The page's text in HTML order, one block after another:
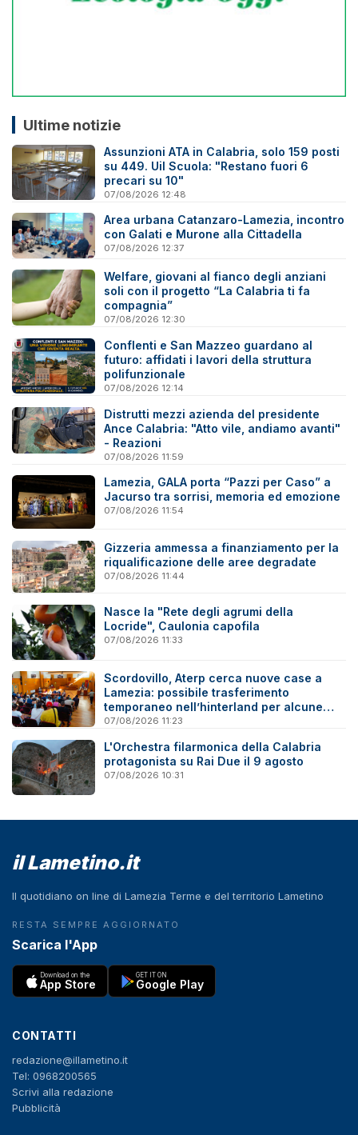
Ultime notizie
Assunzioni ATA in Calabria, solo 159 posti
su 449. Uil Scuola: "Restano fuori 6
precari su 10"
07/08/2026 12:48
Area urbana Catanzaro-Lamezia, incontro
con Galati e Murone alla Cittadella
07/08/2026 12:37
Welfare, giovani al fianco degli anziani
soli con il progetto “La Calabria ti fa
compagnia”
07/08/2026 12:30
Conflenti e San Mazzeo guardano al
futuro: affidati i lavori della struttura
polifunzionale
07/08/2026 12:14
Distrutti mezzi azienda del presidente
Ance Calabria: "Atto vile, andiamo avanti"
- Reazioni
07/08/2026 11:59
Lamezia, GALA porta “Pazzi per Caso” a
Jacurso tra sorrisi, memoria ed emozione
07/08/2026 11:54
Gizzeria ammessa a finanziamento per la
riqualificazione delle aree degradate
07/08/2026 11:44
Nasce la "Rete degli agrumi della
Locride", Caulonia capofila
07/08/2026 11:33
Scordovillo, Aterp cerca nuove case a
Lamezia: possibile trasferimento
temporaneo nell’hinterland per alcune
famiglie
07/08/2026 11:23
L'Orchestra filarmonica della Calabria
protagonista su Rai Due il 9 agosto
07/08/2026 10:31
il Lametino.it
Il quotidiano on line di Lamezia Terme e del territorio Lametino
RESTA SEMPRE AGGIORNATO
Scarica l'App
Download on the
App Store
GET IT ON
Google Play
CONTATTI
redazione@illametino.it
Tel: 0968200565
Scrivi alla redazione
Pubblicità